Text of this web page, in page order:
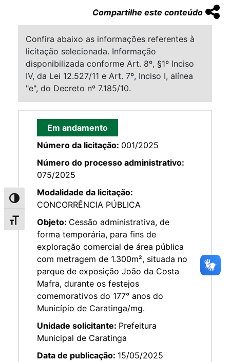
Alternar alto contraste
Alternar tamanho da fonte
Compartilhe este conteúdo
Confira abaixo as informações referentes à
licitação selecionada. Informação
disponibilizada conforme Art. 8º, §1º Inciso
IV, da Lei 12.527/11 e Art. 7º, Inciso I, alínea
"e", do Decreto nº 7.185/10.
Em andamento
Número da licitação: 001/2025
Número do processo administrativo:
075/2025
Modalidade da licitação:
CONCORRÊNCIA PÚBLICA
Objeto: Cessão administrativa, de
forma temporária, para fins de
exploração comercial de área pública
com metragem de 1.300m², situada no
parque de exposição João da Costa
Mafra, durante os festejos
comemorativos do 177° anos do
Município de Caratinga/mg.
Unidade solicitante: Prefeitura
Municipal de Caratinga
Data de publicação: 15/05/2025